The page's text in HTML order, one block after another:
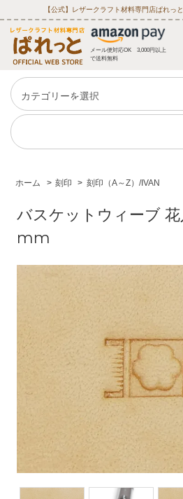
【公式】レザークラフト材料専門店ぱれっ
メール便対応OK 3,000円以上
で送料無料
ホーム > 刻印 > 刻印（A～Z）/IVAN
バスケットウィーブ
mm